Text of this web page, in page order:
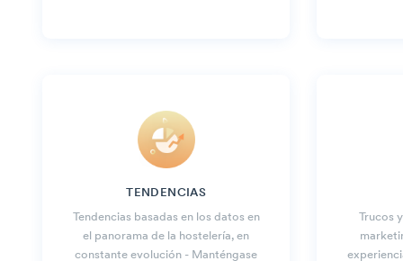
TENDENCIAS
Tendencias basadas en los datos en
el panorama de la hostelería, en
constante evolución - Manténgase
Trucos